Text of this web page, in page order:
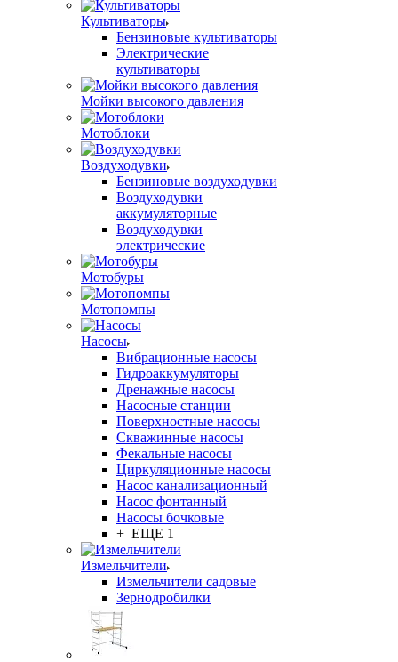
Культиваторы
Бензиновые культиваторы
Электрические
культиваторы
Мойки высокого давления
Мотоблоки
Воздуходувки
Бензиновые воздуходувки
Воздуходувки
аккумуляторные
Воздуходувки
электрические
Мотобуры
Мотопомпы
Насосы
Вибрационные насосы
Гидроаккумуляторы
Дренажные насосы
Насосные станции
Поверхностные насосы
Скважинные насосы
Фекальные насосы
Циркуляционные насосы
Насос канализационный
Насос фонтанный
Насосы бочковые
+ ЕЩЕ 1
Измельчители
Измельчители садовые
Зернодробилки